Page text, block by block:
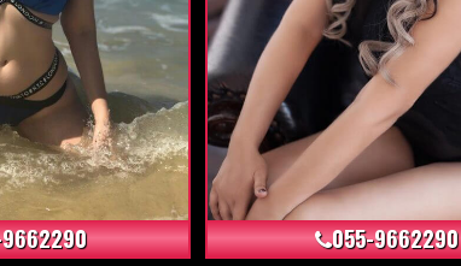
055-9662290
+9